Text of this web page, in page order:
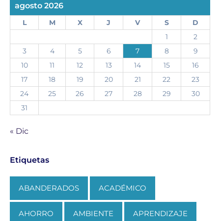
agosto 2026
L M X J V S
D
1
2
3
4 5 6 7 8
9
10
11 12 13 14 15
16
17
18 19 20 21 22
23
24
25 26 27 28 29
30
31
« Dic
Etiquetas
ABANDERADOS ACADÉMICO
AHORRO AMBIENTE APRENDIZAJE